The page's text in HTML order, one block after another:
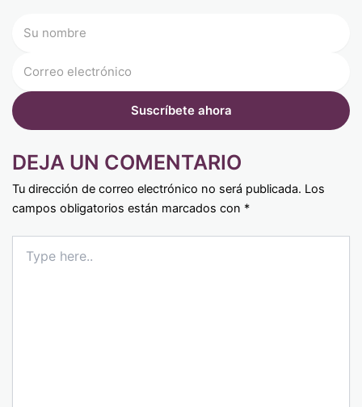
DEJA UN COMENTARIO
Tu dirección de correo electrónico no será publicada. Los
campos obligatorios están marcados con *
here..